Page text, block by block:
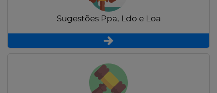
Sugestões Ppa, Ldo e Loa